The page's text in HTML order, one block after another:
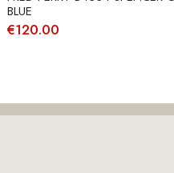
BLUE
€120.00